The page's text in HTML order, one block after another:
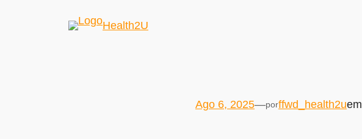
Health2U
Ago 6, 2025—porffwd_health2uem